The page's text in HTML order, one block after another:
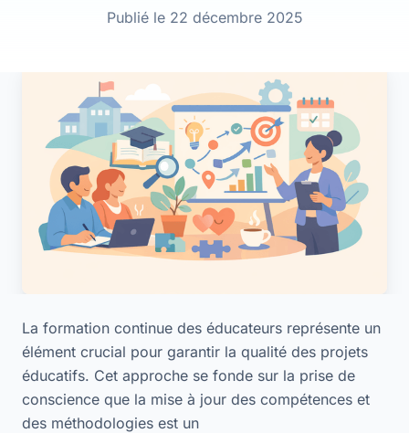
Publié le 22 décembre 2025
La formation continue des éducateurs représente un
élément crucial pour garantir la qualité des projets
éducatifs. Cet approche se fonde sur la prise de
conscience que la mise à jour des compétences et
des méthodologies est un